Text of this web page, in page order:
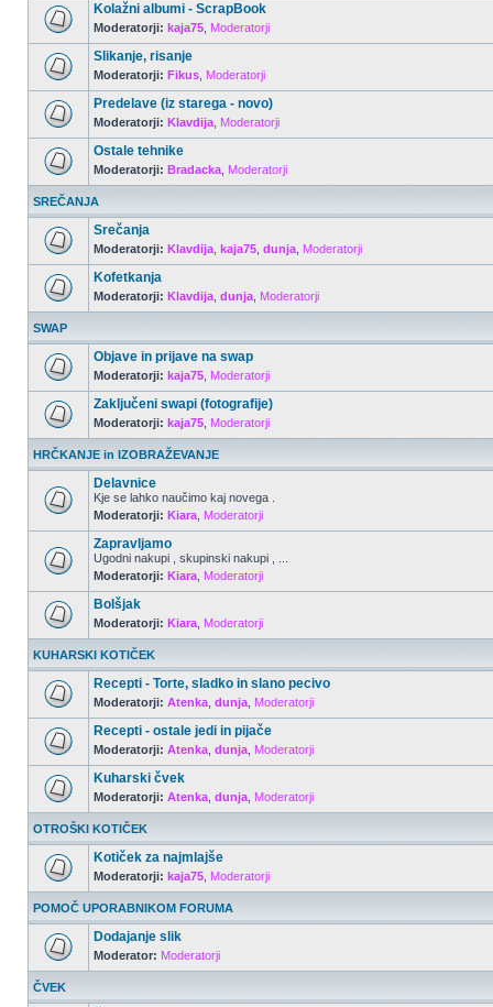
Kolažni albumi - ScrapBook
Moderatorji: kaja75 Moderatorji
Slikanje, risanje
Moderatorji: Fikus Moderatorji
Predelave (iz starega - novo)
Moderatorji: Klavdija Moderatorji
Ostale tehnike
Moderatorji: Bradacka Moderatorji
SREČANJA
Srečanja
Moderatorji: Klavdija kaja75 dunja Moderatorji
Kofetkanja
Moderatorji: Klavdija dunja Moderatorji
SWAP
Objave in prijave na swap
Moderatorji: kaja75 Moderatorji
Zaključeni swapi (fotografije)
Moderatorji: kaja75 Moderatorji
HRČKANJE in IZOBRAŽEVANJE
Delavnice
Kje se lahko naučimo kaj novega .
Moderatorji: Kiara Moderatorji
Zapravljamo
Ugodni nakupi , skupinski nakupi , ...
Moderatorji: Kiara Moderatorji
Bolšjak
Moderatorji: Kiara Moderatorji
KUHARSKI KOTIČEK
Recepti - Torte, sladko in slano pecivo
Moderatorji: Atenka dunja Moderatorji
Recepti - ostale jedi in pijače
Moderatorji: Atenka dunja Moderatorji
Kuharski čvek
Moderatorji: Atenka dunja Moderatorji
OTROŠKI KOTIČEK
Kotiček za najmlajše
Moderatorji: kaja75 Moderatorji
POMOČ UPORABNIKOM FORUMA
Dodajanje slik
Moderator: Moderatorji
ČVEK